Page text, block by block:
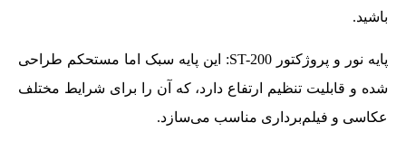
باشید.
پایه نور و پروژکتور ST-200: این پایه سبک اما مستحکم طراحی
شده و قابلیت تنظیم ارتفاع دارد، که آن را برای شرایط مختلف
عکاسی و فیلم‌برداری مناسب می‌سازد.